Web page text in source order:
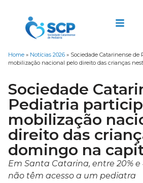
Home » Notícias 2026 » Sociedade Catarinense de
mobilização nacional pelo direito das crianças
Sociedade
Pediatria
mobilização
direito das
domingo na
Em Santa Catarina, entre 20%
não têm acesso a um pediatra